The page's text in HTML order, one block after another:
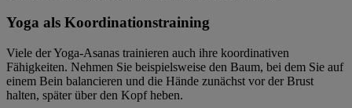
Yoga als Koordinationstraining
Viele der Yoga-Asanas trainieren auch ihre koordinativen
Fähigkeiten. Nehmen Sie beispielsweise den Baum, bei dem Sie auf
einem Bein balancieren und die Hände zunächst vor der Brust
halten, später über den Kopf heben.